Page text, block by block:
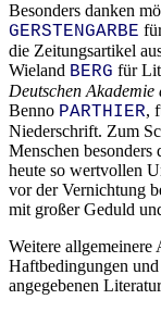
Besonders danken
GERSTENGARBE
die Zeitungsartikel
Wieland BERG für
Deutschen
Benno PARTHIER,
Niederschrift. Zum
Menschen besonders
heute so wertvollen
vor der Vernichtung
mit großer Geduld
Weitere allgemeinere
Haftbedingungen
angegebenen